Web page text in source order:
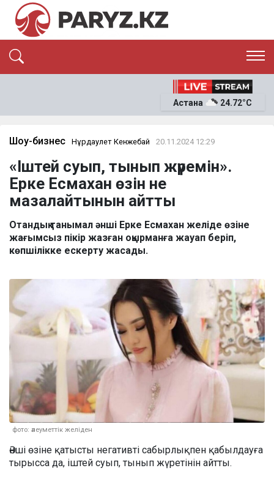
ЭКОНОМИКА
ОҚИҒА
News
Астана 24.72°C
Шоу-бизнес Нұрдаулет Кенжебай 20.11.2024 12:29
«Іштей суып, тынып жүремін».
Ерке Есмахан өзін не
мазалайтынын айтты
Отандық танымал әнші Ерке Есмахан желіде өзіне
жағымсыз пікір жазған оқырманға жауап беріп,
көпшілікке ескерту жасады.
фото: әлеуметтік желіден
Әнші өзіне қатысты негативті сабырлықпен қабылдауға
тырысса да, іштей суып, тынып жүретінін айтты.